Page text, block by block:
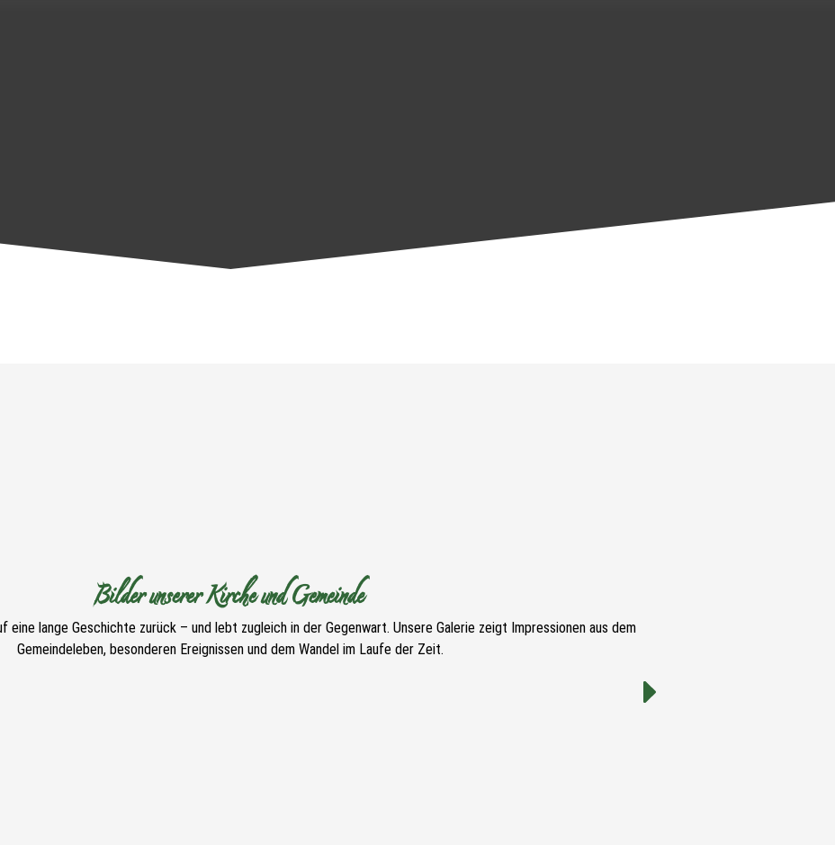
Bilder unserer Kirche und Gemeinde
lange Geschichte zurück – und lebt zugleich in der Gegenwart. Unsere Galerie zeigt Impressionen aus dem
Gemeindeleben, besonderen Ereignissen und dem Wandel im Laufe der Zeit.